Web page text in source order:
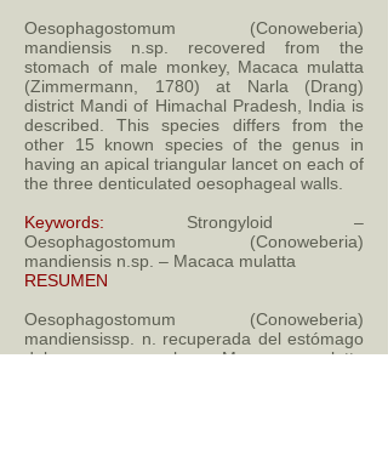
Oesophagostomum (Conoweberia)
mandiensis n.sp. recovered from the
stomach of male monkey, Macaca mulatta
(Zimmermann, 1780) at Narla (Drang)
district Mandi of Himachal Pradesh, India is
described. This species differs from the
other 15 known species of the genus in
having an apical triangular lancet on each of
the three denticulated oesophageal walls.
Keywords: Strongyloid –
Oesophagostomum (Conoweberia)
mandiensis n.sp. – Macaca mulatta
RESUMEN
Oesophagostomum (Conoweberia)
mandiensissp. n. recuperada del estómago
del mono macho, Macaca mulatta